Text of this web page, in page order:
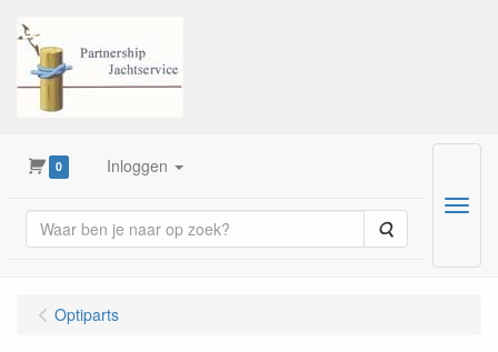
0 Inloggen
Zoeken
Menu
Optiparts